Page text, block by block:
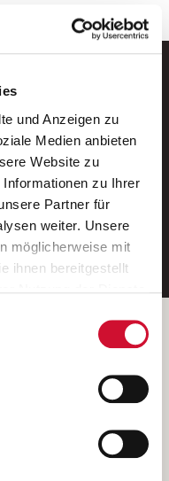
und Anzeigen zu
Medien anbieten
Website zu
zu Ihrer
Partner für
weiter. Unsere
möglicherweise mit
ihnen bereitgestellt
klicken, so stimmen
zu. Sie können
jederzeit widerrufen,
aufrufen und diese
E-Mail.
von AWO
Unterfranken